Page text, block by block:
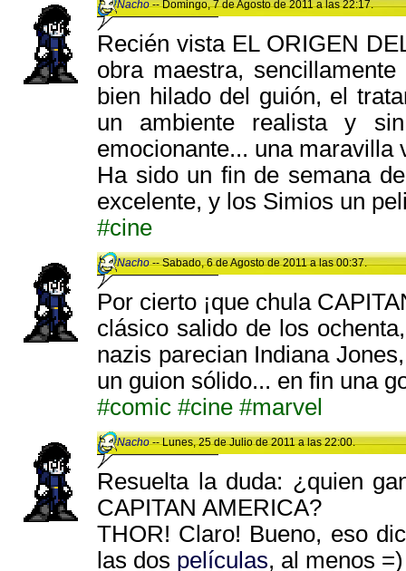
Nacho-- Domingo, 7 de Agosto de 2011 a las 22:17.
Recién vista EL ORIGEN
obra maestra,
bien hilado del guión, el
un ambiente realista y
emocionante... una maravilla
Ha sido un fin de semana
excelente, y los Simios un
#cine
Nacho-- Sabado, 6 de Agosto de 2011 a las 00:37.
Por cierto ¡que chula
clásico salido de los
nazis parecian Indiana
un guion sólido... en fin una
#comic #cine #marvel
Nacho-- Lunes, 25 de Julio de 2011 a las 22:00.
Resuelta la duda: ¿quien
CAPITAN AMERICA?
THOR! Claro! Bueno, eso
las dos películas, al menos =)